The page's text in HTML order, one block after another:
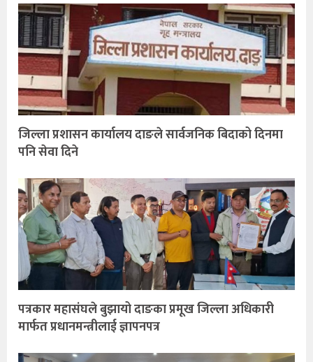
जिल्ला प्रशासन कार्यालय दाङले सार्वजनिक बिदाको दिनमा
पनि सेवा दिने
पत्रकार महासंघले बुझायो दाङका प्रमूख जिल्ला अधिकारी
मार्फत प्रधानमन्त्रीलाई ज्ञापनपत्र